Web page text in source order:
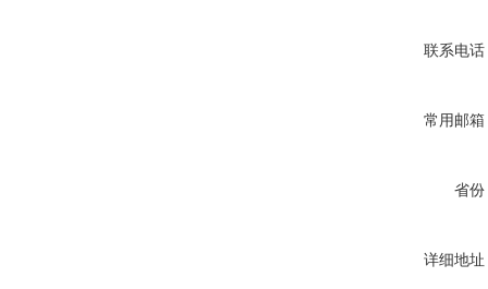
联系电话
常用邮箱
省份
详细地址